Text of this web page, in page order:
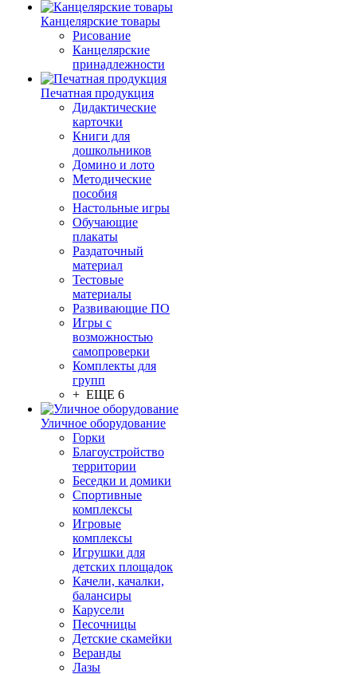
Канцелярские товары
Рисование
Канцелярские
принадлежности
Печатная продукция
Дидактические
карточки
Книги для
дошкольников
Домино и лото
Методические
пособия
Настольные игры
Обучающие
плакаты
Раздаточный
материал
Тестовые
материалы
Развивающие ПО
Игры с
возможностью
самопроверки
Комплекты для
групп
+ ЕЩЕ 6
Уличное оборудование
Горки
Благоустройство
территории
Беседки и домики
Спортивные
комплексы
Игровые
комплексы
Игрушки для
детских площадок
Качели, качалки,
балансиры
Карусели
Песочницы
Детские скамейки
Веранды
Лазы